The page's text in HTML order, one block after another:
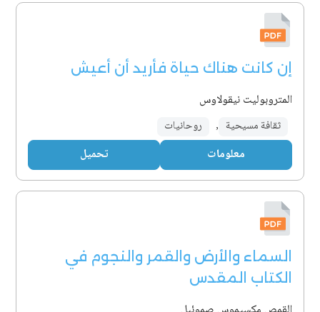
إن كانت هناك حياة فأريد أن أعيش
المتروبوليت نيقولاوس
ثقافة مسيحية , روحانيات
معلومات تحميل
السماء والأرض والقمر والنجوم في
الكتاب المقدس